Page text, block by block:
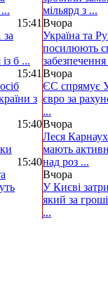
15:41
б ...
15:41
з
15:40
15:40
мільярд з ...
Вчора
Україна та
посилюють
Вчора
ЄС спрямує
євро за
...
Вчора
Леся
мають
над роз ...
Вчора
У Києві
який за
...